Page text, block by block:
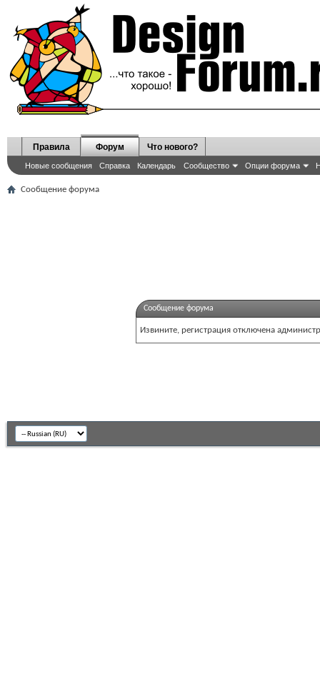
Правила Форум
Новые сообщения Справка Календарь Сообщество Опции форума
Что нового?
Сообщение форума
Сообщение форума
Извините, регистрация отключена